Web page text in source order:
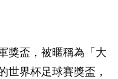
獎盃，被暱稱為「大
世界杯足球賽獎盃，